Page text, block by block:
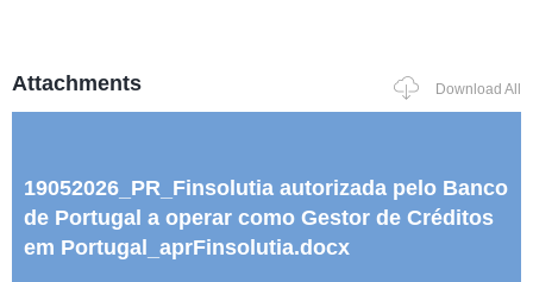
Attachments Download All
19052026_PR_Finsolutia autorizada pelo Banco
de Portugal a operar como Gestor de Créditos
em Portugal_aprFinsolutia.docx